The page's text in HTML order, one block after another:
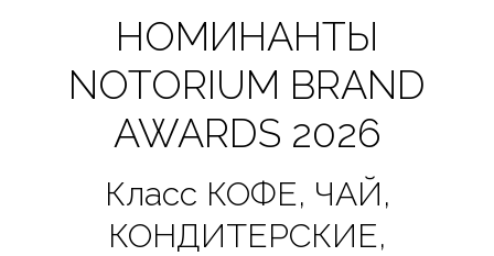
НОМИНАНТЫ
NOTORIUM BRAND
AWARDS 2026
Класс КОФЕ, ЧАЙ,
КОНДИТЕРСКИЕ,